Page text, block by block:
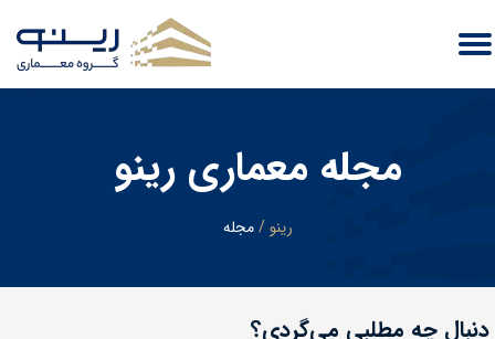
مجله معماری رینو
​رینو/ مجله
دنبال چه مطلبی می‌گردی؟